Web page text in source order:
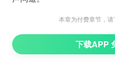
听到他说的话江东篱的
他的话倒是反问，毕竟他
本章为付费章节，
下载APP